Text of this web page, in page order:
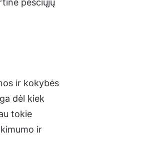
pėsčiųjų
ir kokybės
dėl kiek
tokie
ir